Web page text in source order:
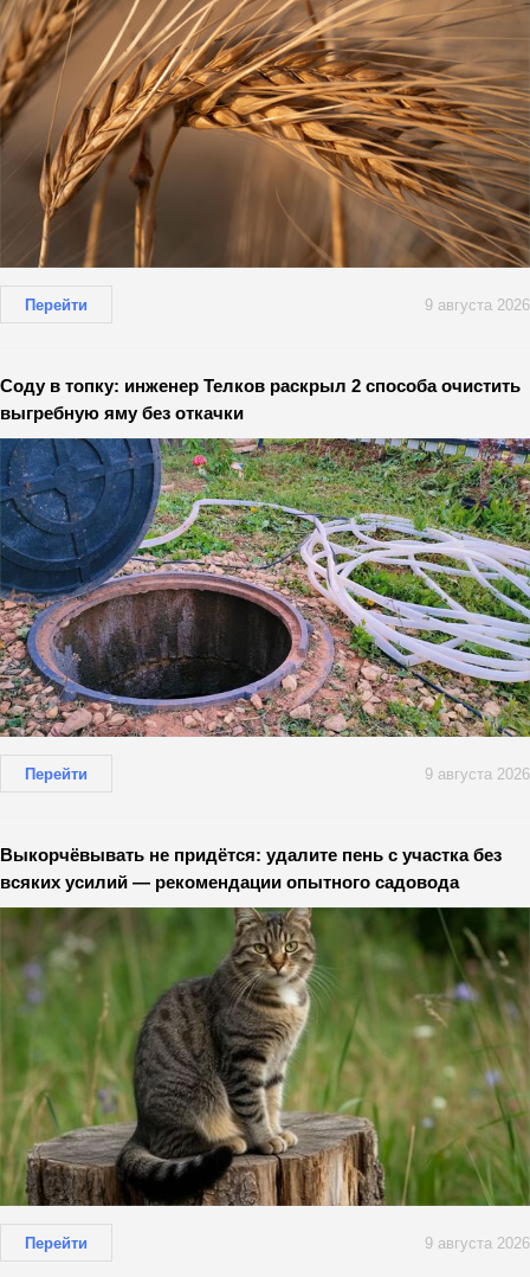
Перейти 9 августа 2026
Соду в топку: инженер Телков раскрыл 2 способа очистить
выгребную яму без откачки
Перейти 9 августа 2026
Выкорчёвывать не придётся: удалите пень с участка без
всяких усилий — рекомендации опытного садовода
Перейти 9 августа 2026